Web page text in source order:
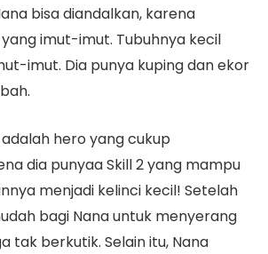
bisa diandalkan, karena
imut-imut. Tubuhnya kecil
imut. Dia punya kuping dan ekor
hero yang cukup
dia punyaa Skill 2 yang mampu
menjadi kelinci kecil! Setelah
bagi Nana untuk menyerang
tak berkutik. Selain itu, Nana